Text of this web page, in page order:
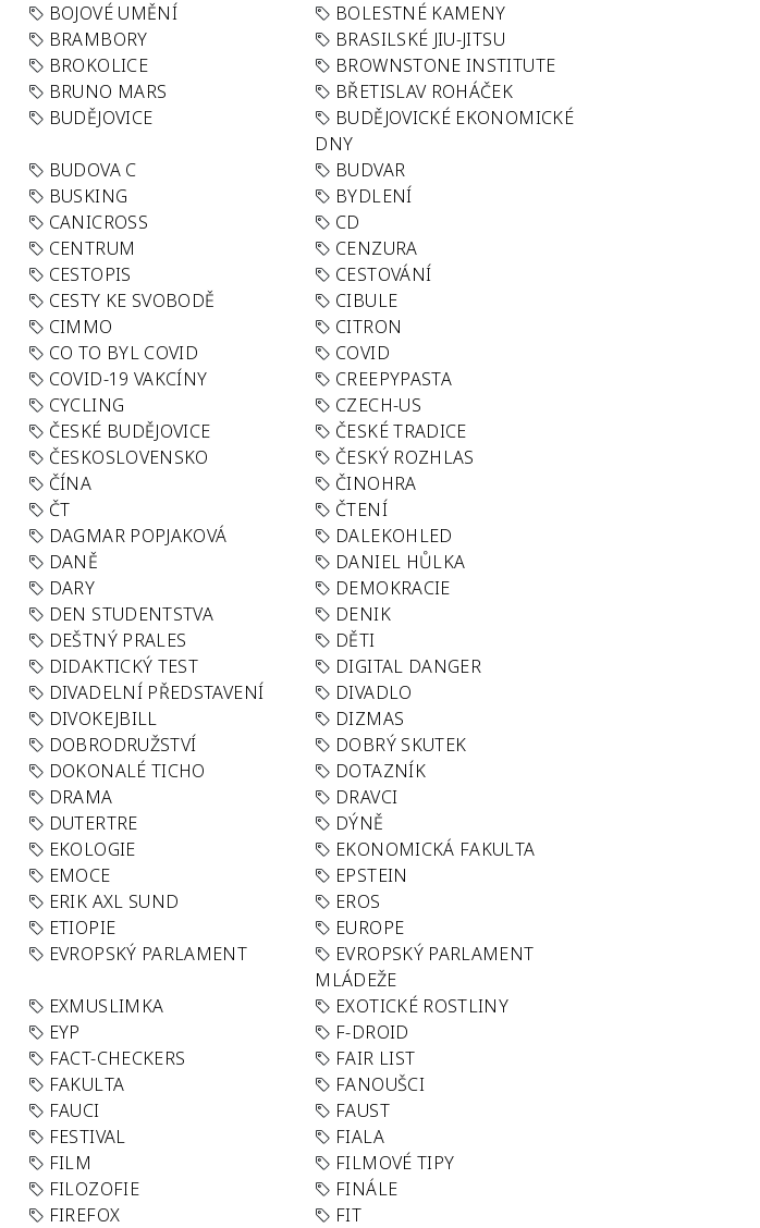
BOJOVÉ UMĚNÍ
BOLESTNÉ KAMENY
BRAMBORY
BRASILSKÉ JIU-JITSU
BROKOLICE
BROWNSTONE INSTITUTE
BRUNO MARS
BŘETISLAV ROHÁČEK
BUDĚJOVICE
BUDĚJOVICKÉ EKONOMICKÉ
DNY
BUDOVA C
BUDVAR
BUSKING
BYDLENÍ
CANICROSS
CD
CENTRUM
CENZURA
CESTOPIS
CESTOVÁNÍ
CESTY KE SVOBODĚ
CIBULE
CIMMO
CITRON
CO TO BYL COVID
COVID
COVID-19 VAKCÍNY
CREEPYPASTA
CYCLING
CZECH-US
ČESKÉ BUDĚJOVICE
ČESKÉ TRADICE
ČESKOSLOVENSKO
ČESKÝ ROZHLAS
ČÍNA
ČINOHRA
ČT
ČTENÍ
DAGMAR POPJAKOVÁ
DALEKOHLED
DANĚ
DANIEL HŮLKA
DARY
DEMOKRACIE
DEN STUDENTSTVA
DENIK
DEŠTNÝ PRALES
DĚTI
DIDAKTICKÝ TEST
DIGITAL DANGER
DIVADELNÍ PŘEDSTAVENÍ
DIVADLO
DIVOKEJBILL
DIZMAS
DOBRODRUŽSTVÍ
DOBRÝ SKUTEK
DOKONALÉ TICHO
DOTAZNÍK
DRAMA
DRAVCI
DUTERTRE
DÝNĚ
EKOLOGIE
EKONOMICKÁ FAKULTA
EMOCE
EPSTEIN
ERIK AXL SUND
EROS
ETIOPIE
EUROPE
EVROPSKÝ PARLAMENT
EVROPSKÝ PARLAMENT
MLÁDEŽE
EXMUSLIMKA
EXOTICKÉ ROSTLINY
EYP
F-DROID
FACT-CHECKERS
FAIR LIST
FAKULTA
FANOUŠCI
FAUCI
FAUST
FESTIVAL
FIALA
FILM
FILMOVÉ TIPY
FILOZOFIE
FINÁLE
FIREFOX
FIT